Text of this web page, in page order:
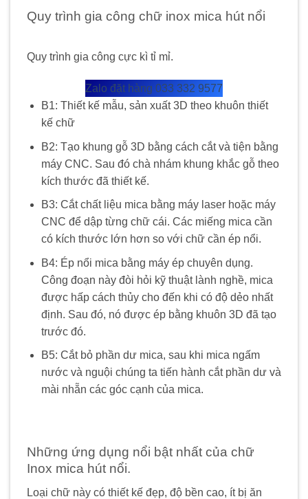
Quy trình gia công chữ inox mica hút nổi
Quy trình gia công cực kì tỉ mỉ.
Zalo đặt hàng 033 332 9577
B1: Thiết kế mẫu, sản xuất 3D theo khuôn thiết
kế chữ
B2: Tạo khung gỗ 3D bằng cách cắt và tiện bằng
máy CNC. Sau đó chà nhám khung khắc gỗ theo
kích thước đã thiết kế.
B3: Cắt chất liệu mica bằng máy laser hoặc máy
CNC để dập từng chữ cái. Các miếng mica cần
có kích thước lớn hơn so với chữ cần ép nổi.
B4: Ép nổi mica bằng máy ép chuyên dụng.
Công đoạn này đòi hỏi kỹ thuật lành nghề, mica
được hấp cách thủy cho đến khi có độ dẻo nhất
định. Sau đó, nó được ép bằng khuôn 3D đã tạo
trước đó.
B5: Cắt bỏ phần dư mica, sau khi mica ngấm
nước và nguội chúng ta tiến hành cắt phần dư và
mài nhẵn các góc cạnh của mica.
Những ứng dụng nổi bật nhất của chữ
Inox mica hút nổi.
Loại chữ này có thiết kế đẹp, độ bền cao, ít bị ăn